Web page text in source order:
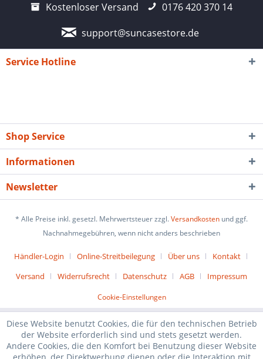
Kostenloser Versand
0176 420 370 14
support@suncasestore.de
Service Hotline
Shop Service
Informationen
Newsletter
* Alle Preise inkl. gesetzl. Mehrwertsteuer zzgl.Versandkosten und ggf.
Nachnahmegebühren, wenn nicht anders beschrieben
Händler-Login Online-Streitbeilegung Über uns
Kontakt
Versand
Widerrufsrecht Datenschutz AGB Impressum
Cookie-Einstellungen
Diese Website benutzt Cookies, die für den technischen Betrieb
der Website erforderlich sind und stets gesetzt werden.
Andere Cookies, die den Komfort bei Benutzung dieser Website